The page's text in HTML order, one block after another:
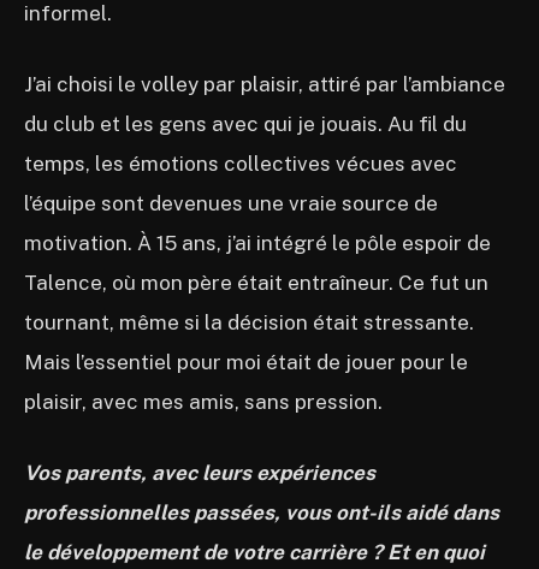
informel.
J’ai choisi le volley par plaisir, attiré par l’ambiance
du club et les gens avec qui je jouais. Au fil du
temps, les émotions collectives vécues avec
l’équipe sont devenues une vraie source de
motivation. À 15 ans, j’ai intégré le pôle espoir de
Talence, où mon père était entraîneur. Ce fut un
tournant, même si la décision était stressante.
Mais l’essentiel pour moi était de jouer pour le
plaisir, avec mes amis, sans pression.
Vos parents, avec leurs expériences
professionnelles passées, vous ont-ils aidé dans
le développement de votre carrière ? Et en quoi